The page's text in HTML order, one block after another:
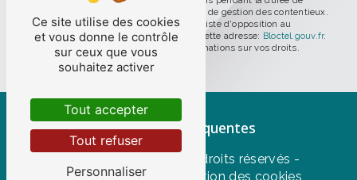
prescription légale aux fins probatoires et de gestion des contentieux.
Vous avez le droit de vous inscrire sur la liste d'opposition au
démarchage téléphonique, disponible à cette adresse: Bloctel.gouv.fr.
Consultez le site cnil.fr pour plus d’informations sur vos droits.
Recherches fréquentes
- 2026 - Tous droits réservés -
Mentions légales
Gestion des cookies
Ce site utilise des cookies
et vous donne le contrôle
sur ceux que vous
souhaitez activer
Tout accepter
Tout refuser
Personnaliser